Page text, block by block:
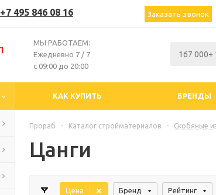
+7 495 846 08 16 Заказать звонок
МЫ РАБОТАЕМ:
Ежедневно 7 / 7
с 09:00 до 20:00
КАК КУПИТЬ БРЕНДЫ
Прораб - Каталог стройматериалов - Скобяные
Цанги
Цена Бренд Рейтинг